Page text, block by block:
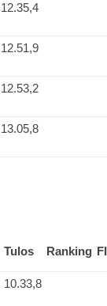
12.35,4
12.51,9
12.53,2
13.05,8
Tulos Ranking
10.33,8